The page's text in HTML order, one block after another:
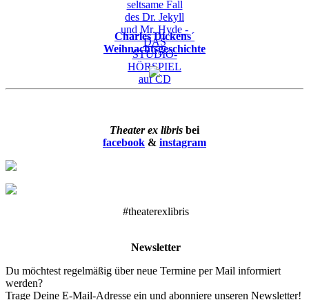
Charles Dickens´
Weihnachtsgeschichte
Theater ex libris bei
facebook & instagram
#theaterexlibris
Newsletter
Du möchtest regelmäßig über neue Termine per Mail informiert
werden?
Trage Deine E-Mail-Adresse ein und abonniere unseren Newsletter!